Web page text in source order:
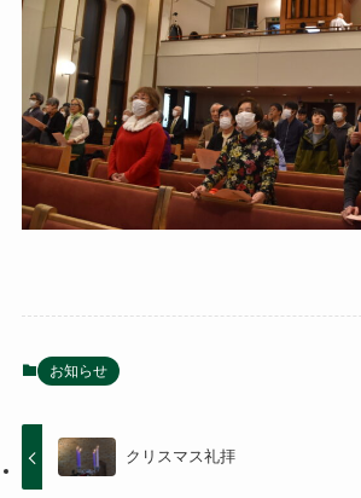
お知らせ
クリスマス礼拝